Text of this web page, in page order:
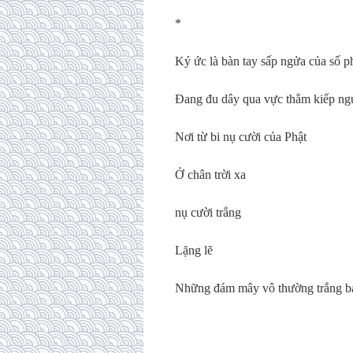
*
Ký ức là bàn tay sấp ngửa của số
Đang đu dây qua vực thẳm kiếp
Nơi từ bi nụ cười của Phật
Ở chân trời xa
nụ cười trắng
Lặng lẽ
Những đám mây vô thường trắng